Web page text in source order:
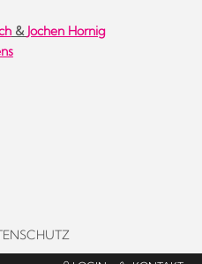
& Jochen Hornig